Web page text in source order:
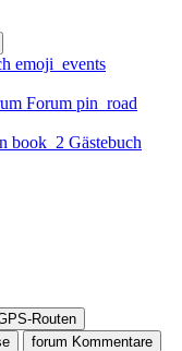
emoji_events
Forum pin_road
book_2 Gästebuch
Routen
forum Kommentare